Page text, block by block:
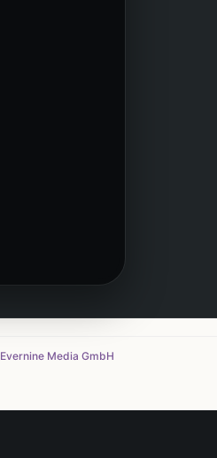
Evernine Media GmbH